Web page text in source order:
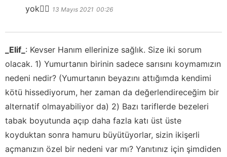
yok👍🏻 13 Mayıs 2021 00:26
_Elif_ : Kevser Hanım ellerinize sağlık. Size iki sorum
olacak. 1) Yumurtanın birinin sadece sarısını koymamızın
nedeni nedir? (Yumurtanın beyazını attığımda kendimi
kötü hissediyorum, her zaman da değerlendireceğim bir
alternatif olmayabiliyor da) 2) Bazı tariflerde bezeleri
tabak boyutunda açıp daha fazla katı üst üste
koyduktan sonra hamuru büyütüyorlar, sizin ikişerli
açmanızın özel bir nedeni var mı? Yanıtınız için şimdiden